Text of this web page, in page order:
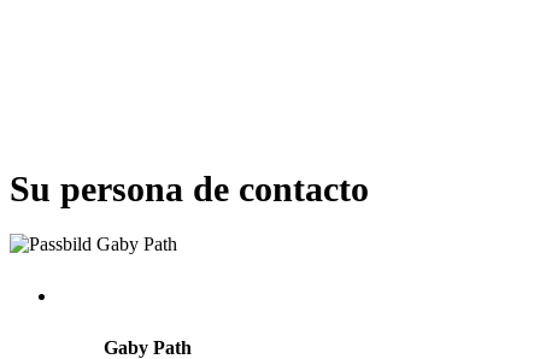
Su persona de contacto
Gaby Path